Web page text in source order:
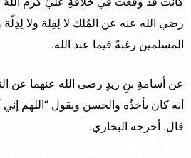
رضي الله عنه عن المُلك لا لِقِلة ولا لِذِلّة
المسلمين رغبةً فيما عند الله.
عن أسامةِ بنِ زيدٍ رضي الله عنهما عن
أنه كان يأخذُه والحسن ويقول “اللهم إني
قال. أخرجه البخاري.